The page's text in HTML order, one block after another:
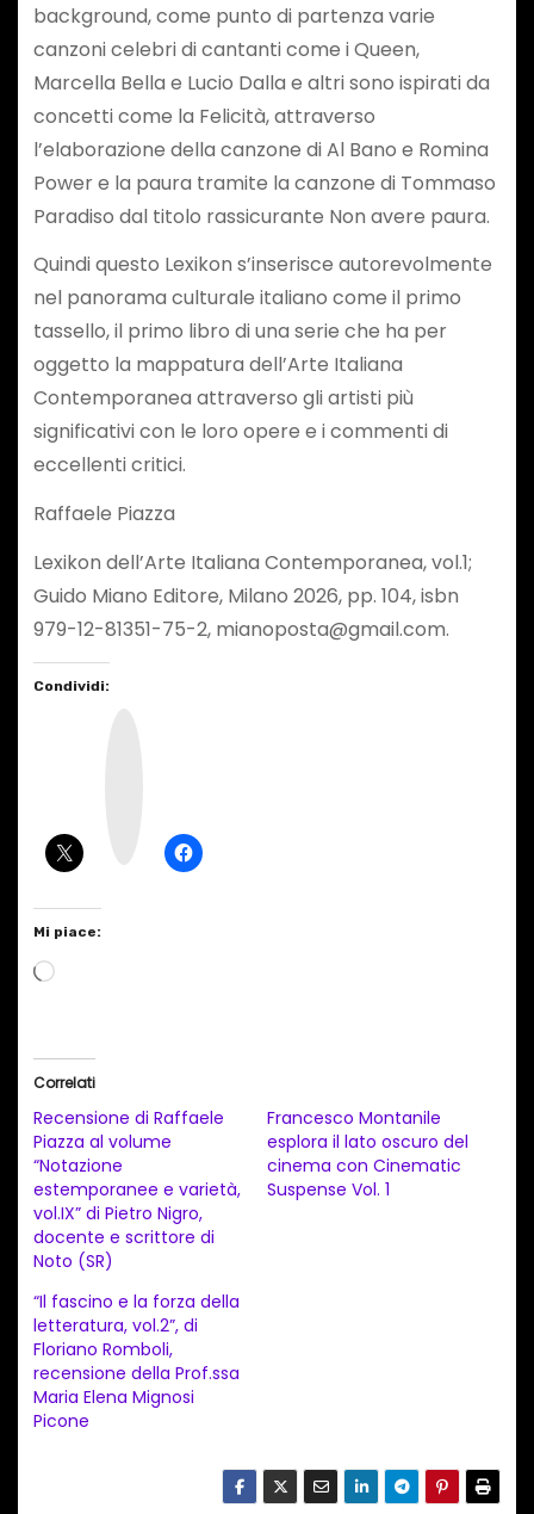
background, come punto di partenza varie
canzoni celebri di cantanti come i Queen,
Marcella Bella e Lucio Dalla e altri sono ispirati da
concetti come la Felicità, attraverso
l’elaborazione della canzone di Al Bano e Romina
Power e la paura tramite la canzone di Tommaso
Paradiso dal titolo rassicurante Non avere paura.
Quindi questo Lexikon s’inserisce autorevolmente
nel panorama culturale italiano come il primo
tassello, il primo libro di una serie che ha per
oggetto la mappatura dell’Arte Italiana
Contemporanea attraverso gli artisti più
significativi con le loro opere e i commenti di
eccellenti critici.
Raffaele Piazza
Lexikon dell’Arte Italiana Contemporanea, vol.1;
Guido Miano Editore, Milano 2026, pp. 104, isbn
979-12-81351-75-2, mianoposta@gmail.com.
Condividi:
Mi piace:
C
a
m
e
n
t
o
i
n
c
Correlati
Recensione di Raffaele
Piazza al volume
“Notazione
estemporanee e varietà,
vol.IX” di Pietro Nigro,
docente e scrittore di
Noto (SR)
Francesco Montanile
esplora il lato oscuro del
cinema con Cinematic
Suspense Vol. 1
“Il fascino e la forza della
letteratura, vol.2”, di
Floriano Romboli,
recensione della Prof.ssa
Maria Elena Mignosi
Picone